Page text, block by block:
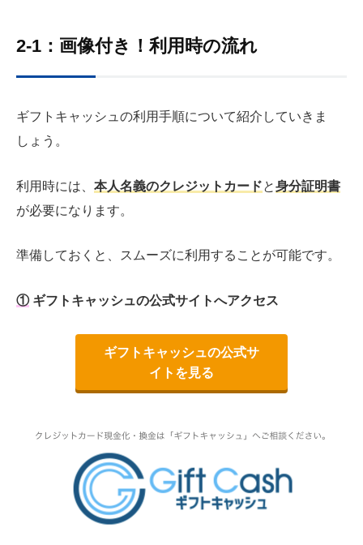
2-1：画像付き！利用時の流れ
ギフトキャッシュの利用手順について紹介していきま
しょう。
利用時には、 本人名義のクレジットカードと身分証明書
が必要になります。
準備しておくと、スムーズに利用することが可能です。
①ギフトキャッシュの公式サイトへアクセス
ギフトキャッシュの公式サ
イトを見る